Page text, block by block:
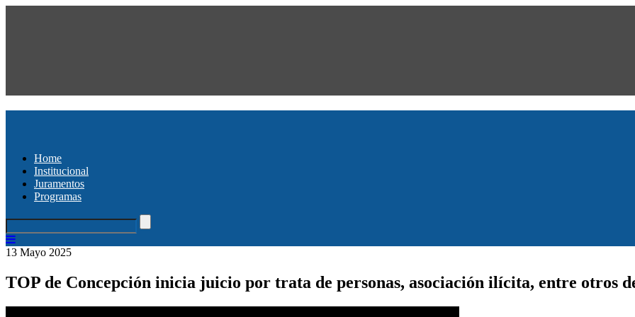
Home
Institucional
Juramentos
Programas
13 Mayo 2025
TOP de Concepción inicia juicio por trata de personas, asociación ilícita, entre otros